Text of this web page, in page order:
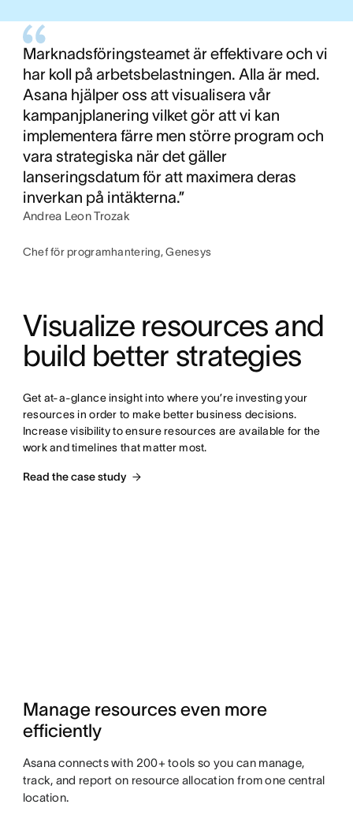
Marknadsföringsteamet är effektivare och vi
har koll på arbetsbelastningen. Alla är med.
Asana hjälper oss att visualisera vår
kampanjplanering vilket gör att vi kan
implementera färre men större program och
vara strategiska när det gäller
lanseringsdatum för att maximera deras
inverkan på intäkterna.”
Andrea Leon Trozak
Chef för programhantering, Genesys
Visualize resources and
build better strategies
Get at-a-glance insight into where you’re investing your
resources in order to make better business decisions.
Increase visibility to ensure resources are available for the
work and timelines that matter most.
Read the case study
Manage resources even more
efficiently
Asana connects with 200+ tools so you can manage,
track, and report on resource allocation from one central
location.